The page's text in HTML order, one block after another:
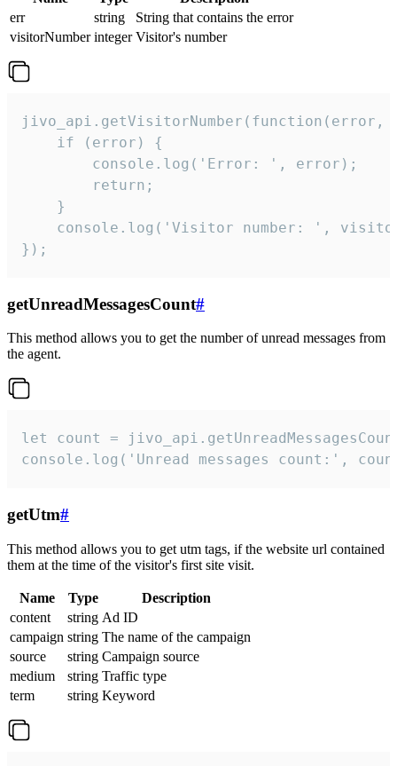
err
string
String that contains the error
visitorNumber integer Visitor's number
jivo_api.getVisitorNumber(function(error,
    if (error) {
        console.log('Error: ', error);
        return;
    }
console.log('Visitor number: ',
});
getUnreadMessagesCount#
This method allows you to get the number of unread messages from
the agent.
let count =
console.log('Unread messages count:',
getUtm#
This method allows you to get utm tags, if the website url contained
them at the time of the visitor's first site visit.
Name Type
Description
content
string Ad ID
campaign string The name of the campaign
source
string Campaign source
medium
string Traffic type
term
string Keyword